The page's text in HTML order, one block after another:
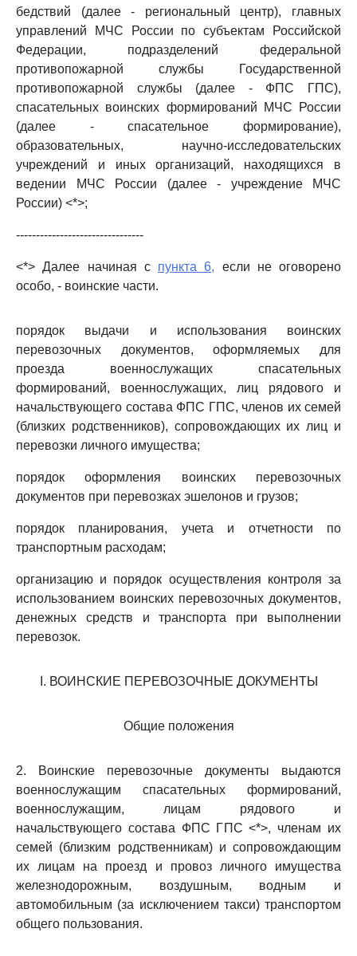
бедствий (далее - региональный центр), главных
управлений МЧС России по субъектам Российской
Федерации, подразделений федеральной
противопожарной службы Государственной
противопожарной службы (далее - ФПС ГПС),
спасательных воинских формирований МЧС России
(далее - спасательное формирование),
образовательных, научно-исследовательских
учреждений и иных организаций, находящихся в
ведении МЧС России (далее - учреждение МЧС
России) <*>;
--------------------------------
<*> Далее начиная с пункта 6, если не оговорено
особо, - воинские части.
порядок выдачи и использования воинских
перевозочных документов, оформляемых для
проезда военнослужащих спасательных
формирований, военнослужащих, лиц рядового и
начальствующего состава ФПС ГПС, членов их семей
(близких родственников), сопровождающих их лиц и
перевозки личного имущества;
порядок оформления воинских перевозочных
документов при перевозках эшелонов и грузов;
порядок планирования, учета и отчетности по
транспортным расходам;
организацию и порядок осуществления контроля за
использованием воинских перевозочных документов,
денежных средств и транспорта при выполнении
перевозок.
I. ВОИНСКИЕ ПЕРЕВОЗОЧНЫЕ ДОКУМЕНТЫ
Общие положения
2. Воинские перевозочные документы выдаются
военнослужащим спасательных формирований,
военнослужащим, лицам рядового и
начальствующего состава ФПС ГПС <*>, членам их
семей (близким родственникам) и сопровождающим
их лицам на проезд и провоз личного имущества
железнодорожным, воздушным, водным и
автомобильным (за исключением такси) транспортом
общего пользования.